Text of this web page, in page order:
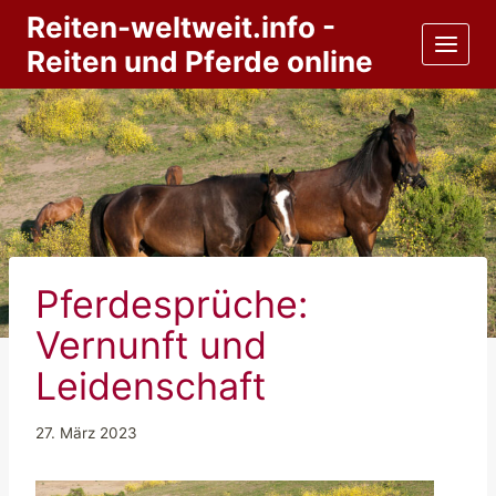
Zum
Inhalt
springen
Reiten-weltweit.info -
Reiten und Pferde online
Pferdesprüche:
Vernunft und
Leidenschaft
27. März 2023